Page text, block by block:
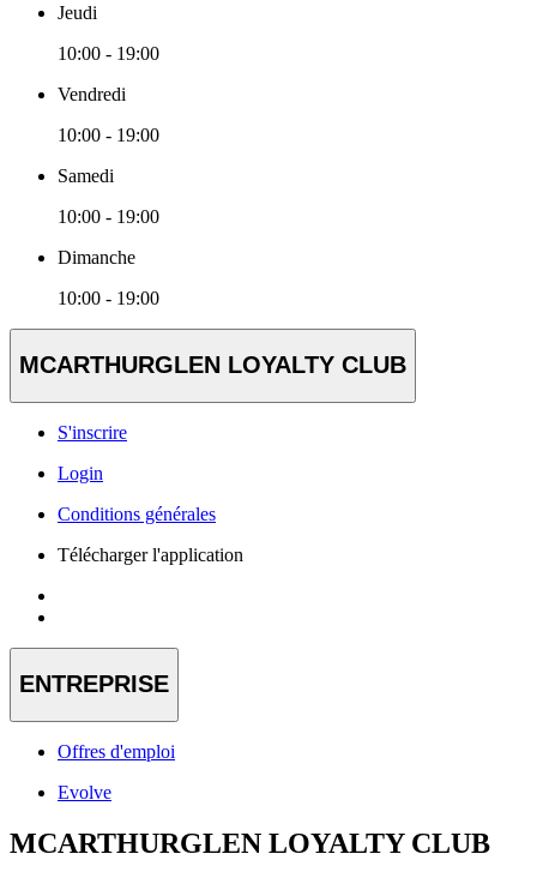
Jeudi
10:00 - 19:00
Vendredi
10:00 - 19:00
Samedi
10:00 - 19:00
Dimanche
10:00 - 19:00
MCARTHURGLEN LOYALTY CLUB
S'inscrire
Login
Conditions générales
Télécharger l'application
ENTREPRISE
Offres d'emploi
Evolve
MCARTHURGLEN LOYALTY CLUB